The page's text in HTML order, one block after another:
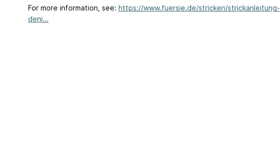
For more information, see: https://www.fuersie.de/stricken/strickanleitung-
deni...